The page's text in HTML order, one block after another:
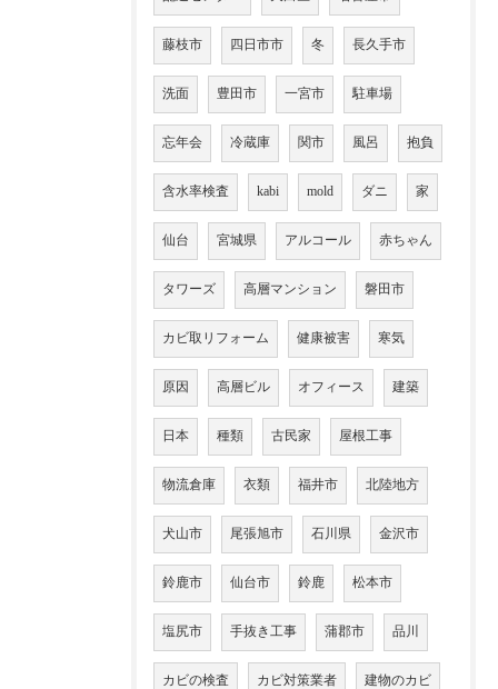
藤枝市 四日市市 冬 長久手市
洗面 豊田市 一宮市 駐車場
忘年会 冷蔵庫 関市 風呂 抱負
含水率検査 kabi mold ダニ 家
仙台 宮城県 アルコール 赤ちゃん
タワーズ 高層マンション 磐田市
カビ取リフォーム 健康被害 寒気
原因 高層ビル オフィース 建築
日本 種類 古民家 屋根工事
物流倉庫 衣類 福井市 北陸地方
犬山市 尾張旭市 石川県 金沢市
鈴鹿市 仙台市 鈴鹿 松本市
塩尻市 手抜き工事 蒲郡市 品川
カビの検査 カビ対策業者 建物のカビ